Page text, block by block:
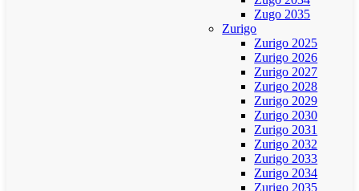
Zugo 2035
Zurigo
Zurigo 2025
Zurigo 2026
Zurigo 2027
Zurigo 2028
Zurigo 2029
Zurigo 2030
Zurigo 2031
Zurigo 2032
Zurigo 2033
Zurigo 2034
Zurigo 2035